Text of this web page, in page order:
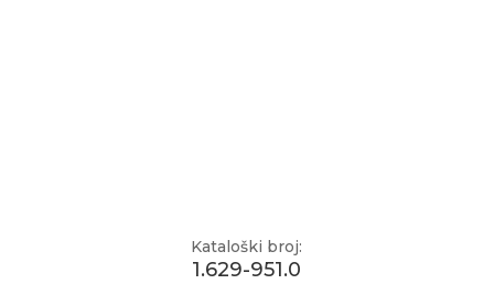
Kataloški broj:
1.629-951.0